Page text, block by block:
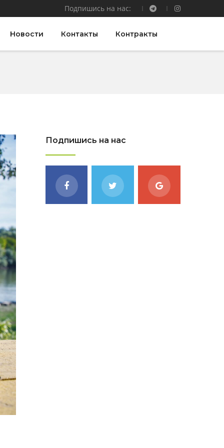
Подпишись на нас:
Новости Контакты Контракты
Подпишись на нас